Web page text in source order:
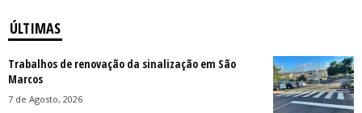
ÚLTIMAS
Trabalhos de renovação da sinalização em São
Marcos
7 de Agosto, 2026